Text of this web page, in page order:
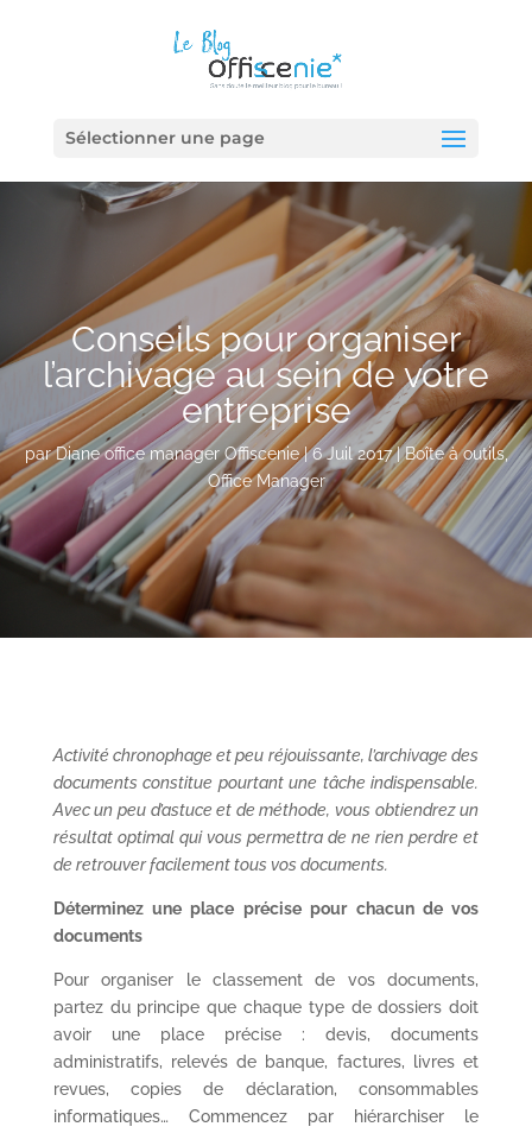
Sélectionner une page
Conseils pour organiser
l’archivage au sein de votre
entreprise
parDiane office manager Offiscenie|6 Juil 2017|Boîte à outils,
Office Manager
Activité chronophage et peu réjouissante, l’archivage des
documents constitue pourtant une tâche indispensable.
Avec un peu d’astuce et de méthode, vous obtiendrez un
résultat optimal qui vous permettra de ne rien perdre et
de retrouver facilement tous vos documents.
Déterminez une place précise pour chacun de vos
documents
Pour organiser le classement de vos documents,
partez du principe que chaque type de dossiers doit
avoir une place précise : devis, documents
administratifs, relevés de banque, factures, livres et
revues, copies de déclaration, consommables
informatiques… Commencez par hiérarchiser le